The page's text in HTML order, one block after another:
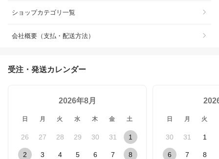
ショップカテゴリ一覧
会社概要（支払・配送方法）
受注・発送カレンダー
2026年8月
日 月 火 水 木 金 土
26 27 28 29 30 31 1
2 3 4 5 6 7 8
日 月 火
30 31 1
6 7 8